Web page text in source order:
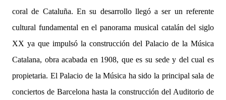
coral de Cataluña. En su desarrollo llegó a ser un referente
cultural fundamental en el panorama musical catalán del siglo
XX ya que impulsó la construcción del Palacio de la Música
Catalana, obra acabada en 1908, que es su sede y del cual es
propietaria. El Palacio de la Música ha sido la principal sala de
conciertos de Barcelona hasta la construcción del Auditorio de